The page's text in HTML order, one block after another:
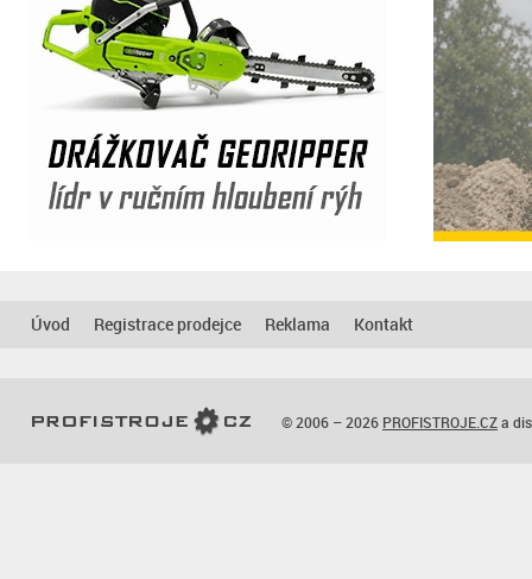
Úvod Registrace prodejce Reklama Kontakt
© 2006 – 2026 PROFISTROJE.CZa